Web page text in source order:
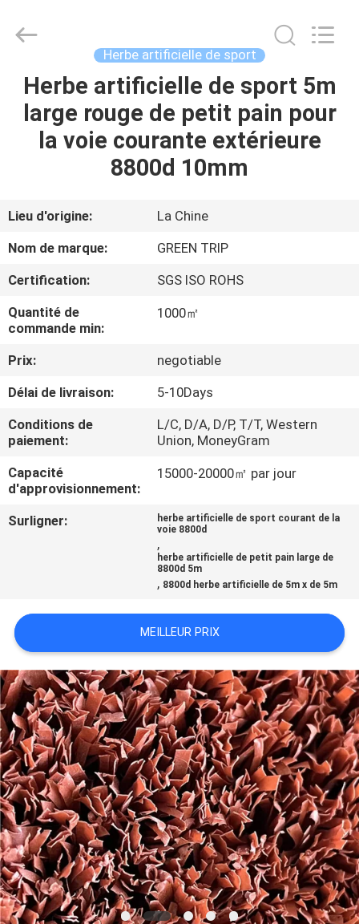
MAISON
DES
AU
SUJET
DE
VISITE
CONTRÔLE
DE
QUALITÉ
CONTACTEZ-
DEMANDEZ
UNE
CITATION
PLAN
DU
SITE
PRIVACY
POLICY
sports
industry
Herbe artificielle de sport
Herbe artificielle de sport 5m
large rouge de petit pain pour
la voie courante extérieure
8800d 10mm
Lieu d'origine:
La Chine
Nom de marque:
GREEN TRIP
Certification:
SGS ISO ROHS
Quantité de
commande min:
1000㎡
Prix:
negotiable
Délai de livraison:
5-10Days
Conditions de
paiement:
L/C, D/A, D/P, T/T, Western
Union, MoneyGram
Capacité
d'approvisionnement:
15000-20000㎡ par jour
Surligner:
herbe artificielle de sport courant de la
voie 8800d
,
herbe artificielle de petit pain large de
8800d 5m
, 8800d herbe artificielle de 5m x de 5m
MEILLEUR PRIX